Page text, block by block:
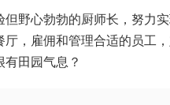
野心勃勃的厨师长，努力
，雇佣和管理合适的员工
田园气息？